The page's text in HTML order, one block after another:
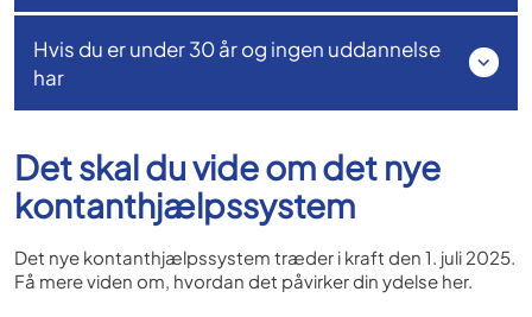
Hvis du er under 30 år og ingen uddannelse
har
Det skal du vide om det nye
kontanthjælpssystem
Det nye kontanthjælpssystem træder i kraft den 1. juli 2025.
Få mere viden om, hvordan det påvirker din ydelse her.